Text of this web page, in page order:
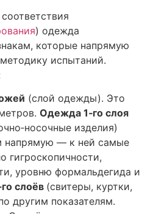
) одежда
которые напрямую
испытаний.
(слой одежды). Это
Одежда 1‑го слоя
изделия)
напрямую — к ней самые
гигроскопичности,
уровню формальдегида и
слоёв (свитеры, куртки,
другим показателям.